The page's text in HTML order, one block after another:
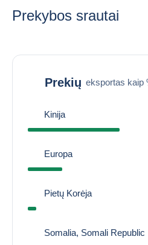
Prekybos srautai
Prekių eksportas kaip
Kinija
Europa
Pietų Korėja
Somalia, Somali Republic